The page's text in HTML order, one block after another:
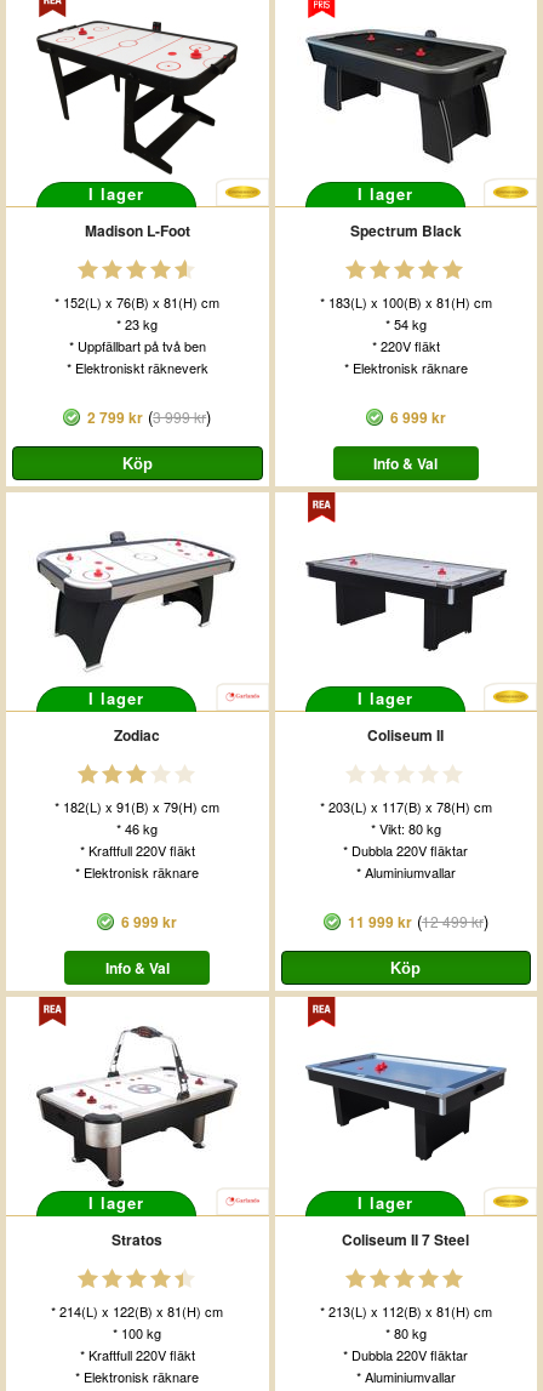
I lager
Madison L-Foot
* 152(L) x 76(B) x 81(H) cm
* 23 kg
* Uppfällbart på två ben
* Elektroniskt räkneverk
2 799 kr (3 999 kr)
I lager
Spectrum Black
* 183(L) x 100(B) x 81(H) cm
* 54 kg
* 220V fläkt
* Elektronisk räknare
6 999 kr
Info & Val
I lager
Zodiac
* 182(L) x 91(B) x 79(H) cm
* 46 kg
* Kraftfull 220V fläkt
* Elektronisk räknare
6 999 kr
Info & Val
I lager
Coliseum II
* 203(L) x 117(B) x 78(H) cm
* Vikt: 80 kg
* Dubbla 220V fläktar
* Aluminiumvallar
11 999 kr(12 499 kr)
I lager
Stratos
* 214(L) x 122(B) x 81(H) cm
* 100 kg
* Kraftfull 220V fläkt
* Elektronisk räknare
I lager
Coliseum II 7 Steel
* 213(L) x 112(B) x 81(H) cm
* 80 kg
* Dubbla 220V fläktar
* Aluminiumvallar